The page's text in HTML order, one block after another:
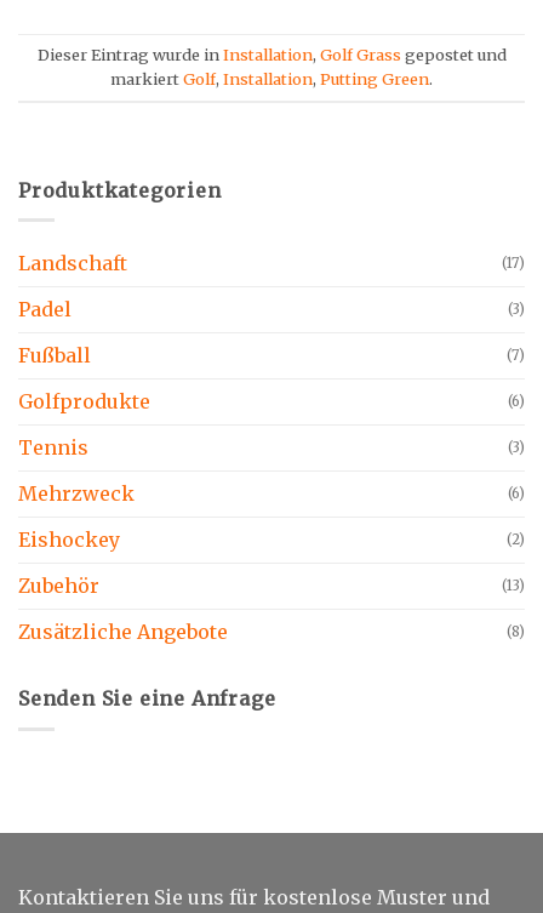
Dieser Eintrag wurde inInstallation, Golf Grass gepostet und
markiertGolf, Installation, Putting Green.
Produktkategorien
Landschaft (17)
Padel (3)
Fußball (7)
Golfprodukte (6)
Tennis (3)
Mehrzweck (6)
Eishockey (2)
Zubehör (13)
Zusätzliche Angebote (8)
Senden Sie eine Anfrage
Kontaktieren Sie uns für kostenlose Muster und